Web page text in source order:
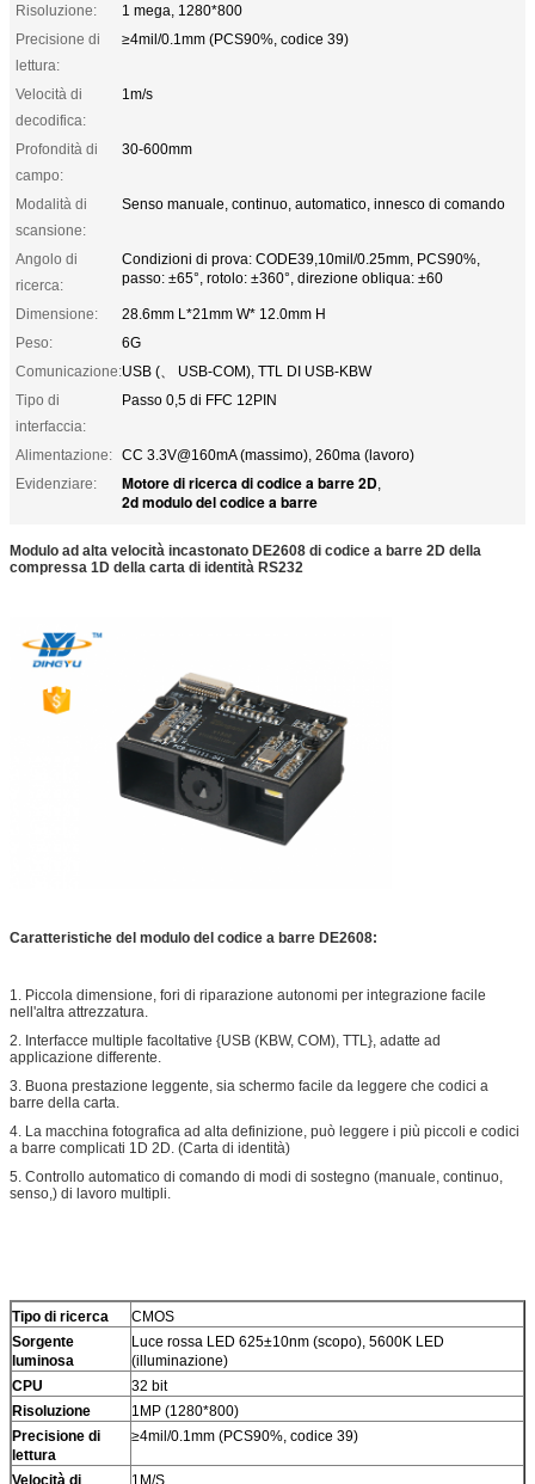
Risoluzione:
1 mega, 1280*800
Precisione di
lettura:
≥4mil/0.1mm (PCS90%, codice 39)
Velocità di
decodifica:
1m/s
Profondità di
campo:
30-600mm
Modalità di
scansione:
Senso manuale, continuo, automatico, innesco di comando
Angolo di
ricerca:
Condizioni di prova: CODE39,10mil/0.25mm, PCS90%,
passo: ±65°, rotolo: ±360°, direzione obliqua: ±60
Dimensione:
28.6mm L*21mm W* 12.0mm H
Peso:
6G
Comunicazione:USB (、 USB-COM), TTL DI USB-KBW
Tipo di
interfaccia:
Passo 0,5 di FFC 12PIN
Alimentazione: CC 3.3V@160mA (massimo), 260ma (lavoro)
Evidenziare:
Motore di ricerca di codice a barre 2D,
2d modulo del codice a barre
Modulo ad alta velocità incastonato DE2608 di codice a barre 2D della
compressa 1D della carta di identità RS232
Caratteristiche del modulo del codice a barre DE2608:
1. Piccola dimensione, fori di riparazione autonomi per integrazione facile
nell'altra attrezzatura.
2. Interfacce multiple facoltative {USB (KBW, COM), TTL}, adatte ad
applicazione differente.
3. Buona prestazione leggente, sia schermo facile da leggere che codici a
barre della carta.
4. La macchina fotografica ad alta definizione, può leggere i più piccoli e codici
a barre complicati 1D 2D. (Carta di identità)
5. Controllo automatico di comando di modi di sostegno (manuale, continuo,
senso,) di lavoro multipli.
Tipo di ricerca
CMOS
Sorgente
luminosa
Luce rossa LED 625±10nm (scopo), 5600K LED
(illuminazione)
CPU
32 bit
Risoluzione
1MP (1280*800)
Precisione di
lettura
≥4mil/0.1mm (PCS90%, codice 39)
Velocità di 1M/S